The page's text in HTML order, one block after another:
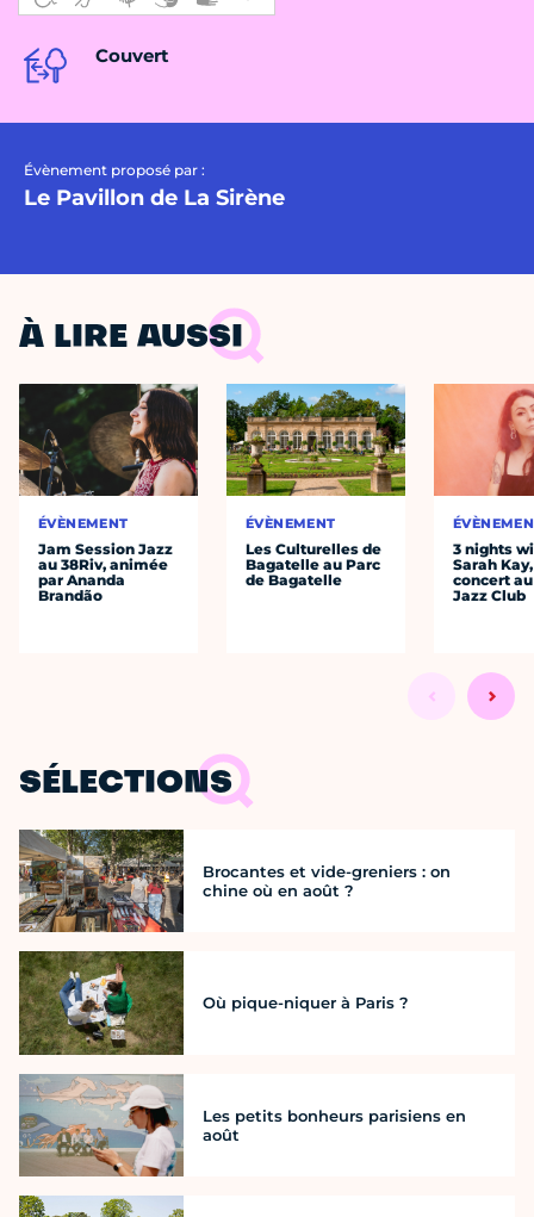
Couvert
Évènement proposé par :
Le Pavillon de La Sirène
À LIRE AUSSI
ÉVÈNEMENT
Jam Session Jazz
au 38Riv, animée
par Ananda
Brandão
ÉVÈNEMENT
Les Culturelles de
Bagatelle au Parc
de Bagatelle
3 nights
Sarah
concert
Jazz Club
SÉLECTIONS
Brocantes et vide-greniers : on
chine où en août ?
Où pique-niquer à Paris ?
Les petits bonheurs parisiens en
août